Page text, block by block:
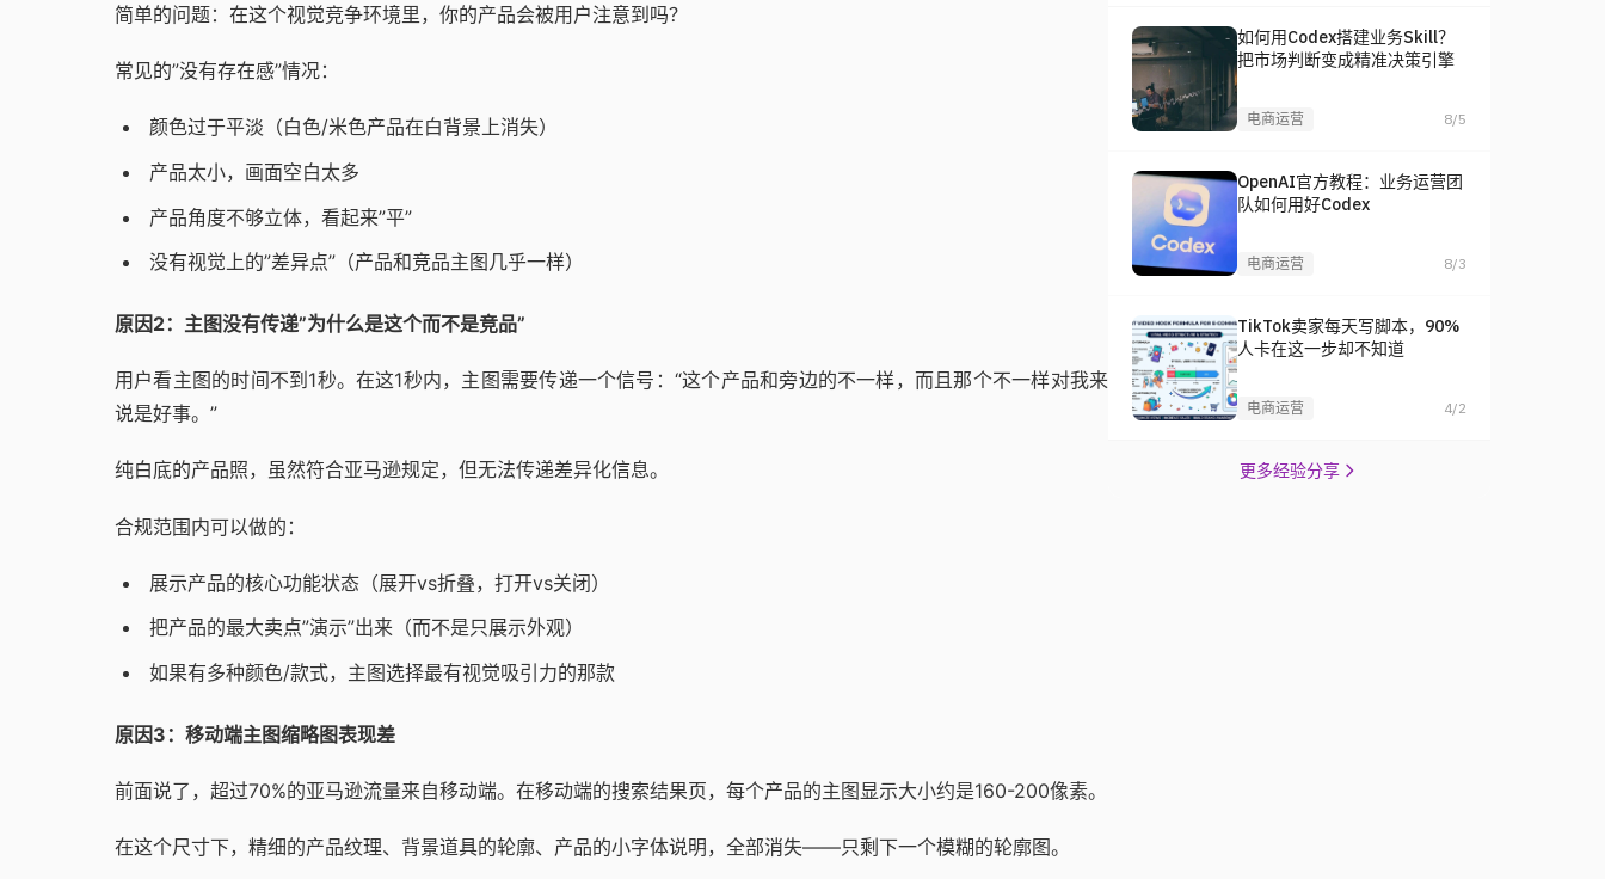
简单的问题：在这个视觉竞争环境里，你的产品会被用户注意到吗？
常见的”没有存在感”情况：
颜色过于平淡（白色/米色产品在白背景上消失）
产品太小，画面空白太多
产品角度不够立体，看起来”平”
没有视觉上的”差异点”（产品和竞品主图几乎一样）
原因2：主图没有传递”为什么是这个而不是竞品”
用户看主图的时间不到1秒。在这1秒内，主图需要传递一个信号：“这个产品和旁边的不一样，而且那个不一样对我来
说是好事。”
纯白底的产品照，虽然符合亚马逊规定，但无法传递差异化信息。
合规范围内可以做的：
展示产品的核心功能状态（展开vs折叠，打开vs关闭）
把产品的最大卖点”演示”出来（而不是只展示外观）
如果有多种颜色/款式，主图选择最有视觉吸引力的那款
原因3：移动端主图缩略图表现差
前面说了，超过70%的亚马逊流量来自移动端。在移动端的搜索结果页，每个产品的主图显示大小约是160-200像素。
在这个尺寸下，精细的产品纹理、背景道具的轮廓、产品的小字体说明，全部消失——只剩下一个模糊的轮廓图。
如何用Codex搭建业务Skill？
把市场判断变成精准决策引擎
电商运营 8/5
OpenAI官方教程：业务运营团
队如何用好Codex
电商运营 8/3
TikTok卖家每天写脚本，90%
人卡在这一步却不知道
电商运营 4/2
更多经验分享